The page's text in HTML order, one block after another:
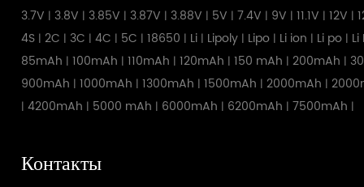
3.7V | 3.8V | 3.85V | 3.87V | 3.88V | 5V |7.4V | 9V |11.1V |12V |
4S |2C | 3C |4C | 5C |18650 | Li | Lipoly | Lipo | Li ion | Li po |
85mAh |100mAh |110mAh |120mAh |150 mAh |200mAh |
900mAh |1000mAh |1300mAh |1500mAh |2000mAh |
|4200mAh | 5000 mAh | 6000mAh | 6200mAh |7500mAh |
Контакты